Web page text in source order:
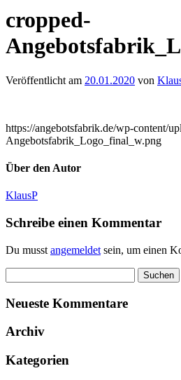
cropped-
Veröffentlicht am 20.01.2020 von
https://angebotsfabrik.de/wp-content/
Angebotsfabrik_Logo_final_w.png
Über den Autor
KlausP
Schreibe einen Kommentar
Du musst angemeldet sein, um einen
nach:
Neueste Kommentare
Archiv
Kategorien